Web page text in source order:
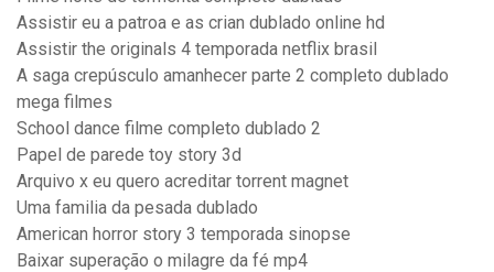
Assistir eu a patroa e as crian dublado online hd
Assistir the originals 4 temporada netflix brasil
A saga crepúsculo amanhecer parte 2 completo dublado
mega filmes
School dance filme completo dublado 2
Papel de parede toy story 3d
Arquivo x eu quero acreditar torrent magnet
Uma familia da pesada dublado
American horror story 3 temporada sinopse
Baixar superação o milagre da fé mp4